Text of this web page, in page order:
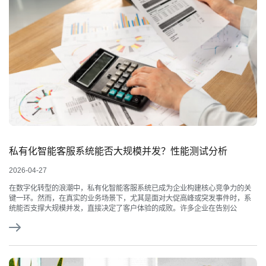
私有化智能客服系统能否大规模并发？性能测试分析
2026-04-27
在数字化转型的浪潮中，私有化智能客服系统已成为企业构建核心竞争力的关
键一环。然而，在真实的业务场景下，尤其是面对大促高峰或突发事件时，系
统能否支撑大规模并发，直接决定了客户体验的成败。许多企业在告别公